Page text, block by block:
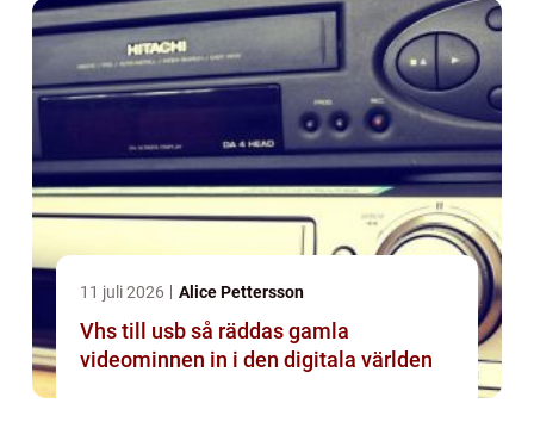
11 juli 2026 Alice Pettersson
Vhs till usb så räddas gamla
videominnen in i den digitala världen